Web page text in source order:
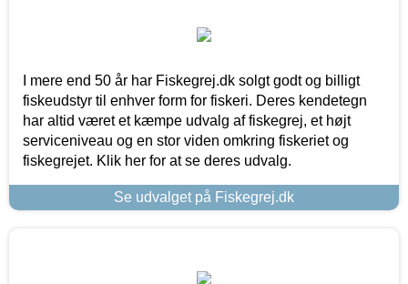
I mere end 50 år har Fiskegrej.dk solgt godt og billigt
fiskeudstyr til enhver form for fiskeri. Deres kendetegn
har altid været et kæmpe udvalg af fiskegrej, et højt
serviceniveau og en stor viden omkring fiskeriet og
fiskegrejet. Klik her for at se deres udvalg.
Se udvalget på Fiskegrej.dk